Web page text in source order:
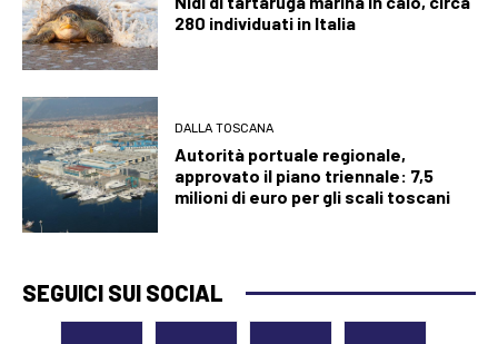
280 individuati in Italia
DALLA TOSCANA
Autorità portuale regionale,
approvato il piano triennale: 7,5
milioni di euro per gli scali toscani
SEGUICI SUI SOCIAL